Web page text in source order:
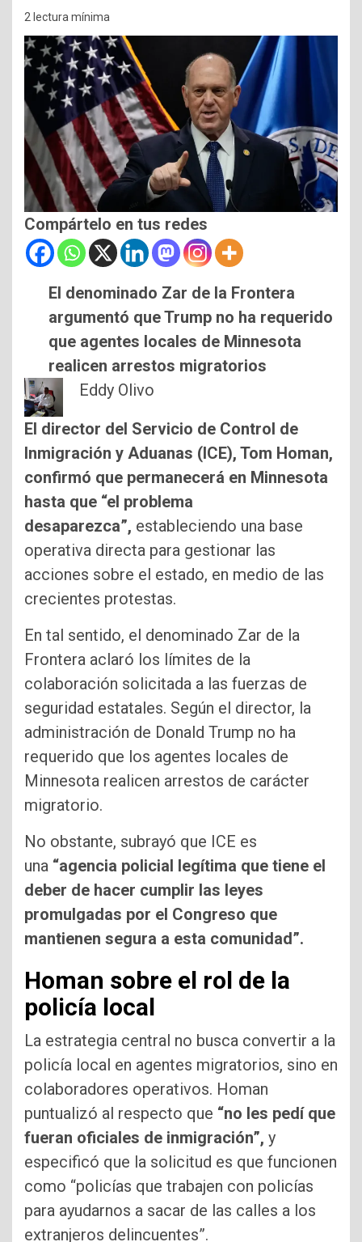
2 lectura mínima
Compártelo en tus redes
El denominado Zar de la Frontera
argumentó que Trump no ha requerido
que agentes locales de Minnesota
realicen arrestos migratorios
Eddy Olivo
El director del Servicio de Control de
Inmigración y Aduanas (ICE), Tom Homan,
confirmó que permanecerá en Minnesota
hasta que “el problema
desaparezca”, estableciendo una base
operativa directa para gestionar las
acciones sobre el estado, en medio de las
crecientes protestas.
En tal sentido, el denominado Zar de la
Frontera aclaró los límites de la
colaboración solicitada a las fuerzas de
seguridad estatales. Según el director, la
administración de Donald Trump no ha
requerido que los agentes locales de
Minnesota realicen arrestos de carácter
migratorio.
No obstante, subrayó que ICE es
una “agencia policial legítima que tiene el
deber de hacer cumplir las leyes
promulgadas por el Congreso que
mantienen segura a esta comunidad”.
Homan sobre el rol de la
policía local
La estrategia central no busca convertir a la
policía local en agentes migratorios, sino en
colaboradores operativos. Homan
puntualizó al respecto que “no les pedí que
fueran oficiales de inmigración”, y
especificó que la solicitud es que funcionen
como “policías que trabajen con policías
para ayudarnos a sacar de las calles a los
extranjeros delincuentes”.